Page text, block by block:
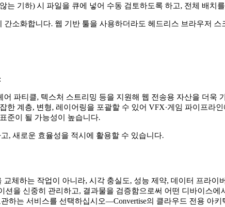
는 기하) 시 파일을 큐에 넣어 수동 검토하도록 하고, 전체 배치
소화합니다. 웹 기반 툴을 사용하더라도 헤드리스 브라우저
파티클, 텍스처 스트리밍 등을 지원해 웹 전송용 자산을 더욱
한 계층, 변형, 레이어링을 포괄할 수 있어 VFX·게임 파이프라
준이 될 가능성이 높습니다.
, 새로운 효율성을 적시에 활용할 수 있습니다.
체하는 작업이 아니라, 시각 충실도, 성능 제약, 데이터 프라
션을 신중히 관리하고, 결과물을 검증함으로써 어떤 디바이스
하는 서비스를 선택하십시오—Convertise의 클라우드 전용 아